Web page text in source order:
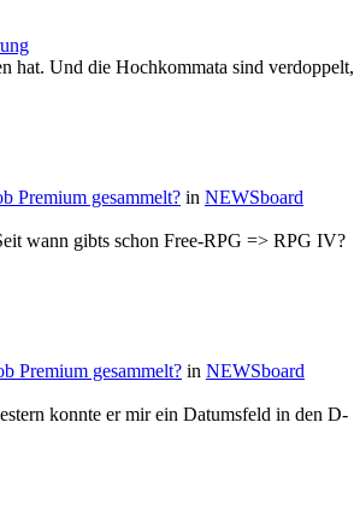
hat. Und die Hochkommata sind verdoppelt,
Premium gesammelt? in NEWSboard
wann gibts schon Free-RPG => RPG IV?
Premium gesammelt? in NEWSboard
konnte er mir ein Datumsfeld in den D-